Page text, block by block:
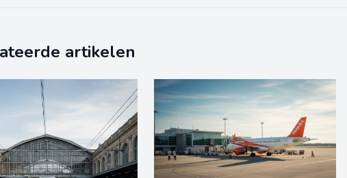
artikelen